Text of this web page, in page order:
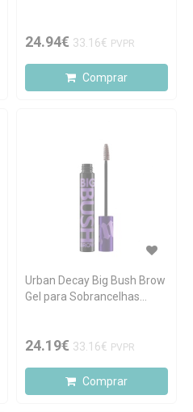
24.94€ 33.16€ PVPR
Comprar
Urban Decay Big Bush Brow
Gel para Sobrancelhas
24.19€ 33.16€ PVPR
Comprar